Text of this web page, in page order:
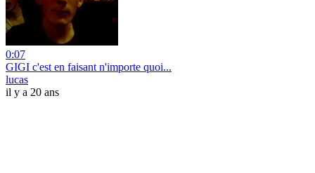
0:07
GIGI c'est en faisant n'importe quoi...
lucas
il y a 20 ans